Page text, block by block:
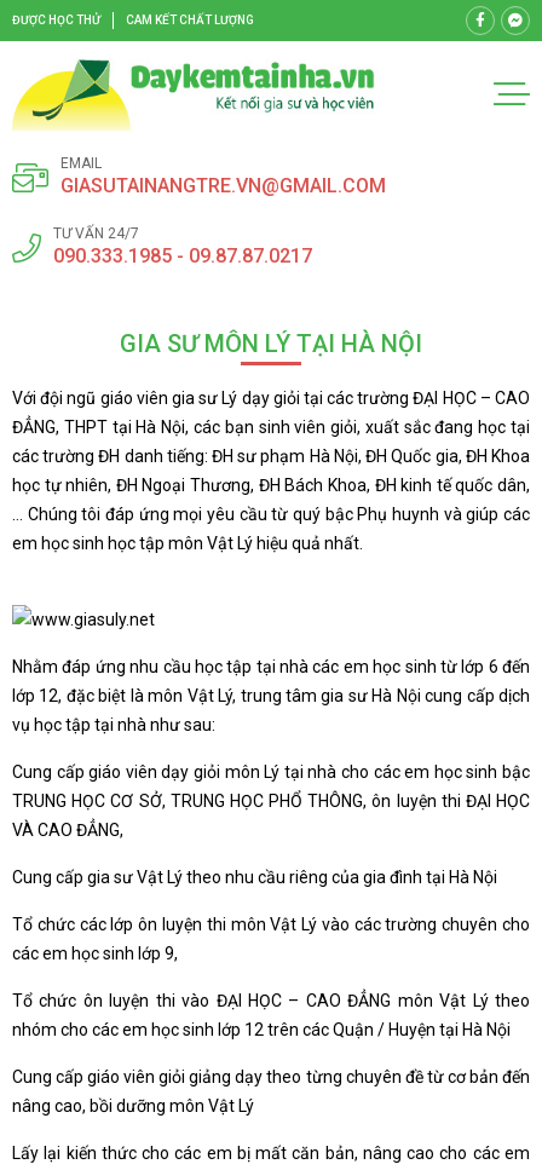
ĐƯỢC HỌC THỬ CAM KẾT CHẤT LƯỢNG
EMAIL
GIASUTAINANGTRE.VN@GMAIL.COM
TƯ VẤN 24/7
090.333.1985 - 09.87.87.0217
GIA SƯ MÔN LÝ TẠI HÀ NỘI
Với đội ngũ giáo viên gia sư Lý dạy giỏi tại các trường ĐẠI HỌC – CAO
ĐẲNG, THPT tại Hà Nội, các bạn sinh viên giỏi, xuất sắc đang học tại
các trường ĐH danh tiếng: ĐH sư phạm Hà Nội, ĐH Quốc gia, ĐH Khoa
học tự nhiên, ĐH Ngoại Thương, ĐH Bách Khoa, ĐH kinh tế quốc dân,
… Chúng tôi đáp ứng mọi yêu cầu từ quý bậc Phụ huynh và giúp các
em học sinh học tập môn Vật Lý hiệu quả nhất.
Nhằm đáp ứng nhu cầu học tập tại nhà các em học sinh từ lớp 6 đến
lớp 12, đặc biệt là môn Vật Lý, trung tâm gia sư Hà Nội cung cấp dịch
vụ học tập tại nhà như sau:
Cung cấp giáo viên dạy giỏi môn Lý tại nhà cho các em học sinh bậc
TRUNG HỌC CƠ SỞ, TRUNG HỌC PHỔ THÔNG, ôn luyện thi ĐẠI HỌC
VÀ CAO ĐẲNG,
Cung cấp gia sư Vật Lý theo nhu cầu riêng của gia đình tại Hà Nội
Tổ chức các lớp ôn luyện thi môn Vật Lý vào các trường chuyên cho
các em học sinh lớp 9,
Tổ chức ôn luyện thi vào ĐẠI HỌC – CAO ĐẲNG môn Vật Lý theo
nhóm cho các em học sinh lớp 12 trên các Quận / Huyện tại Hà Nội
Cung cấp giáo viên giỏi giảng dạy theo từng chuyên đề từ cơ bản đến
nâng cao, bồi dưỡng môn Vật Lý
Lấy lại kiến thức cho các em bị mất căn bản, nâng cao cho các em